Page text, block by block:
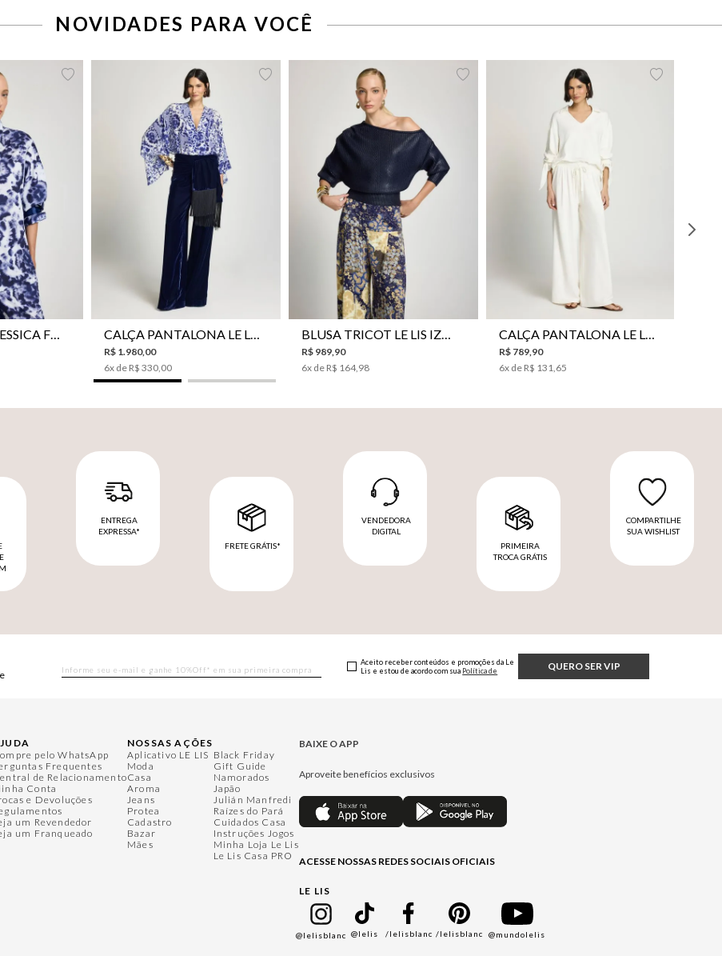
NOVIDADES PARA VOCÊ
42 44 46
CAMISA LE LIS JESSICA FEMININA
34 36 38
CALÇA PANTALONA LE LIS SONIA FEMININA
R$ 1.980,00
6x de R$ 330,00
PP P M G
BLUSA TRICOT LE LIS IZUMI FEMININA
R$ 989,90
6x de R$ 164,98
PP P
CALÇA PANTALONA LE LIS HORI FEMININA
R$ 789,90
6x de R$ 131,65
ENTREGA
EXPRESSA*
FRETE GRÁTIS*
VENDEDORA
DIGITAL
PRIMEIRA
TROCA GRÁTIS
COMPARTILHE
SUA WISHLIST
QUERO SER VIP
Aceito receber conteúdos e promoções da Le
Lis e estou de acordo com sua Política de
pelo WhatsApp
Frequentes
de Relacionamento
Conta
e Devoluções
um Revendedor
um Franqueado
NOSSAS AÇÕES
Aplicativo LE LIS
Moda
Casa
Aroma
Jeans
Protea
Cadastro
Bazar
Mães
Black Friday
Gift Guide
Namorados
Japão
Julián Manfredi
Raízes do Pará
Cuidados Casa
Instruções Jogos
Minha Loja Le Lis
Le Lis Casa PRO
BAIXE O APP
Aproveite benefícios exclusivos
ACESSE NOSSAS REDES SOCIAIS OFICIAIS
LE LIS
@lelisblanc @lelis /lelisblanc /lelisblanc @mundolelis